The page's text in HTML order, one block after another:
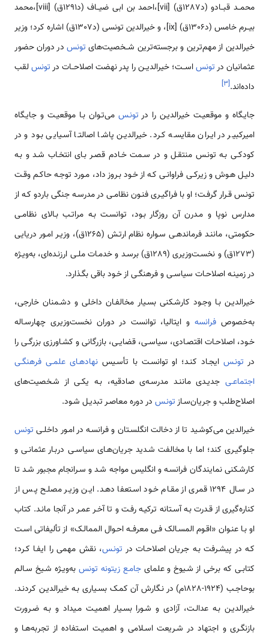
محمــد قبــادو (د1287ق) [vii]،احمد بن ابی ضیــاف (د1291ق) [viii]،محمد
بیــرم خامس (د1306ق) [ix]، و خیرالدین تونسی (د1307ق) اشاره کرد؛ وزیر
خیرالدین از مهم‌ترین و برجسته‌ترین شــخصیت‌های تونس در دوران حضور
عثمانیان درتونساســت؛ خیرالدیــن را پدر نهضت اصلاحــات درتونسلقب
داده‌اند.[۳]
جایـگاه و موقعیـت خیرالدیـن را در تونـس می‌تـوان بـا موقعیـت و جایـگاه
امیرکبیـر در ایـران مقایسـه کـرد. خیرالدیـن پاشـا اصالتـا آسـیایی بـود و در
کودکـی بـه تونـس منتقـل و در سـمت خـادم قصـر بـای انتخـاب شـد و بـه
دلیـل هـوش و زیرکـی فراوانـی کـه از خـود بـروز داد، مـورد توجـه حاکـم وقـت
تونـس قـرار گرفـت؛ او با فراگیـری فنـون نظامـی در مدرسـه جنگی باردو کـه از
مدارس نوپا و مـدرن آن روزگار بـود، توانسـت بـه مراتـب بـالای نظامـی
حکومتی، ماننـد فرماندهـی سـواره نظام ارتـش (1265ق)، وزیـر امـور دریایی
(1273ق) و نخسـت‌وزیری (1289ق) برسـد و خدمـات ملـی ارزنـده‌ای، به‌ویـژه
در زمینـه اصلاحـات سیاسـی و فرهنگـی از خـود باقی بگـذارد.
خیرالدیـن بـا وجـود کارشـکنی بسـیار مخالفـان داخلی و دشـمنان خارجی،
به‌خصوص فرانسهو ایتالیا، توانست در دوران نخست‌وزیری چهارسـاله
خـود، اصلاحـات اقتصـادی، سیاسـی، قضایـی، بازرگانی و کشـاورزی بزرگـی را
در تونـسایجـاد کنـد؛ او توانسـت با تأسـیسنهادهـای علمـی فرهنگـی
اجتماعـی جدیـدی ماننـد مدرسـه‌ی صادقیه، بـه یکـی از شـخصیت‌های
اصلاح‌طلب و جریان‌سـازتونـس در دوره معاصـر تبدیـل شـود.
خیرالدین می‌کوشـید تا از دخالت انگلسـتان و فرانسـه در امـور داخلـی تونس
جلوگیـری کند؛ اما با مخالفت شـدید جریان‌هـای سیاسـی دربـار عثمانـی و
کارشـکنی نمایندگان فرانسـه و انگلیس مواجه شـد و سـرانجام مجبور شـد تا
در سـال 1294 قمری از مقـام خـود اسـتعفا دهـد. ایـن وزیـر مصلـح پـس از
کناره‌گیری از قـدرت بـه آسـتانه ترکیـه رفـت و تا آخـر عمـر در آنجا مانـد. کتاب
او بـا عنـوان «اقـوم المسـالک فـی معرفــه احـوال الممالـک» از تألیفاتی اسـت
کـه در پیشـرفت بـه جریان اصلاحـات در تونـس، نقش مهمی را ایفـا کـرد؛
کتابـی که برخی از شـیوخ و علمایجامـع زیتونه تونس به‌ویـژه شـیخ سـالم
بوحاجـب (1924-1828م) در نـگارش آن کمـک بسـیاری بـه خیرالدیـن کردنـد.
خیرالدیـن بـه عدالـت، آزادی و شـورا بسـیار اهمیـت مـیداد و بـه ضـرورت
بازنگـری و اجتهاد در شـریعت اسـلامی و اهمیـت اسـتفاده از تجربه‌هـا و